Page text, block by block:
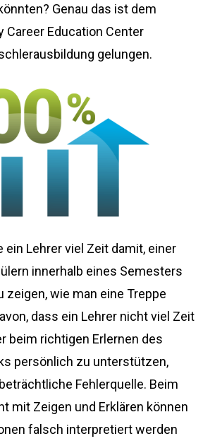
Genau das ist dem
Career Education Center
gelungen.
ein Lehrer viel Zeit damit, einer
innerhalb eines Semesters
zeigen, wie man eine Treppe
dass ein Lehrer nicht viel Zeit
beim richtigen Erlernen des
persönlich zu unterstützen,
Fehlerquelle. Beim
mit Zeigen und Erklären können
falsch interpretiert werden